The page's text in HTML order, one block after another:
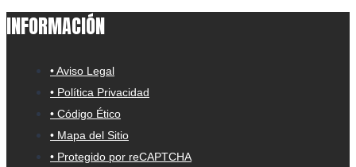
INFORMACIÓN
• Aviso Legal
• Política Privacidad
• Código Ético
• Mapa del Sitio
• Protegido por reCAPTCHA